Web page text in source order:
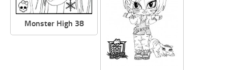
Monster High 38